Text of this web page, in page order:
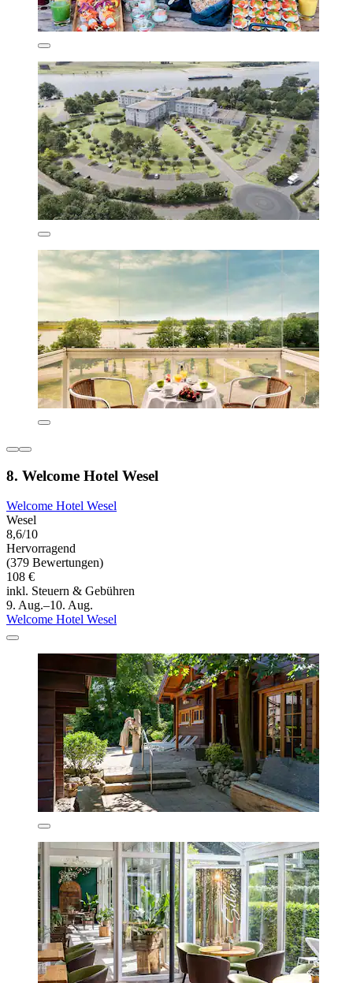
8. Welcome Hotel Wesel
Welcome Hotel Wesel
Wesel
8,6/10
Hervorragend
(379 Bewertungen)
108 €
inkl. Steuern & Gebühren
9. Aug.–10. Aug.
Welcome Hotel Wesel